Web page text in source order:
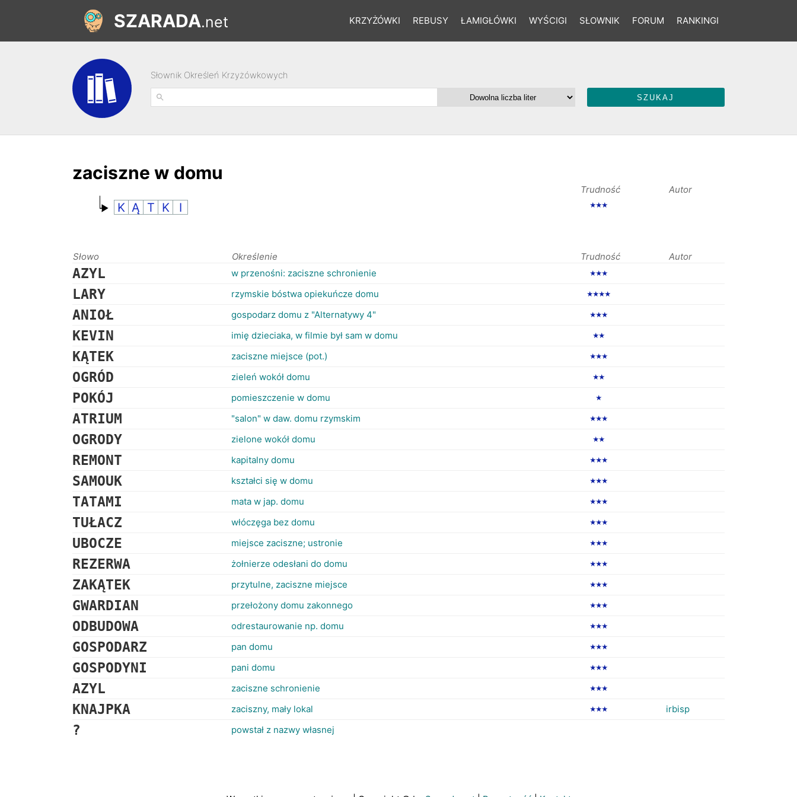
KRZYŻÓWKI REBUSY ŁAMIGŁÓWKI WYŚCIGI SŁOWNIK FORUM RANKINGI
SZARADA.net
Słownik Określeń Krzyżówkowych
zaciszne w domu
Trudność Autor
K Ą T K I ★★★
Słowo Określenie Trudność Autor
AZYL w przenośni: zaciszne schronienie ★★★
LARY rzymskie bóstwa opiekuńcze domu ★★★★
ANIOŁ gospodarz domu z "Alternatywy 4" ★★★
KEVIN imię dzieciaka, w filmie był sam w domu ★★
KĄTEK zaciszne miejsce (pot.) ★★★
OGRÓD zieleń wokół domu ★★
POKÓJ pomieszczenie w domu ★
ATRIUM "salon" w daw. domu rzymskim ★★★
OGRODY zielone wokół domu ★★
REMONT kapitalny domu ★★★
SAMOUK kształci się w domu ★★★
TATAMI mata w jap. domu ★★★
TUŁACZ włóczęga bez domu ★★★
UBOCZE miejsce zaciszne; ustronie ★★★
REZERWA żołnierze odesłani do domu ★★★
ZAKĄTEK przytulne, zaciszne miejsce ★★★
GWARDIAN przełożony domu zakonnego ★★★
ODBUDOWA odrestaurowanie np. domu ★★★
GOSPODARZ pan domu ★★★
GOSPODYNI pani domu ★★★
AZYL zaciszne schronienie ★★★
KNAJPKA zaciszny, mały lokal ★★★ irbisp
? powstał z nazwy własnej